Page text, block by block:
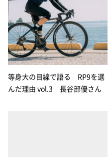
等身大の目線で語る RP9を選
んだ理由 vol.3 長谷部優さん